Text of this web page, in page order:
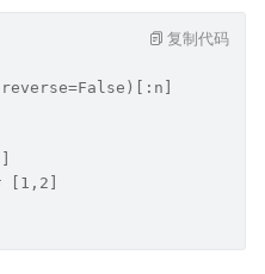
[1,2]
复制代码